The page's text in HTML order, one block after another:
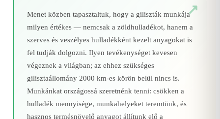
Menet közben tapasztaltuk, hogy a giliszták munkája
milyen értékes — nemcsak a zöldhulladékot, hanem a
szerves és veszélyes hulladékként kezelt anyagokat is
fel tudják dolgozni. Ilyen tevékenységet kevesen
végeznek a világban; az ehhez szükséges
gilisztaállomány 2000 km‑es körön belül nincs is.
Munkánkat országossá szeretnénk tenni: csökken a
hulladék mennyisége, munkahelyeket teremtünk, és
hasznos termésnövelő anyagot állítunk elő a